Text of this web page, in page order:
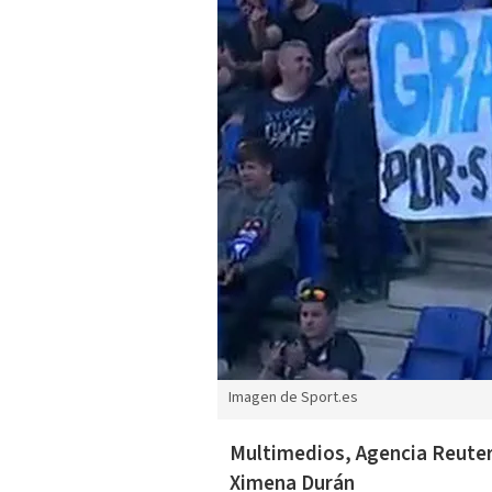
Imagen de Sport.es
Multimedios, Agencia
Ximena Durán